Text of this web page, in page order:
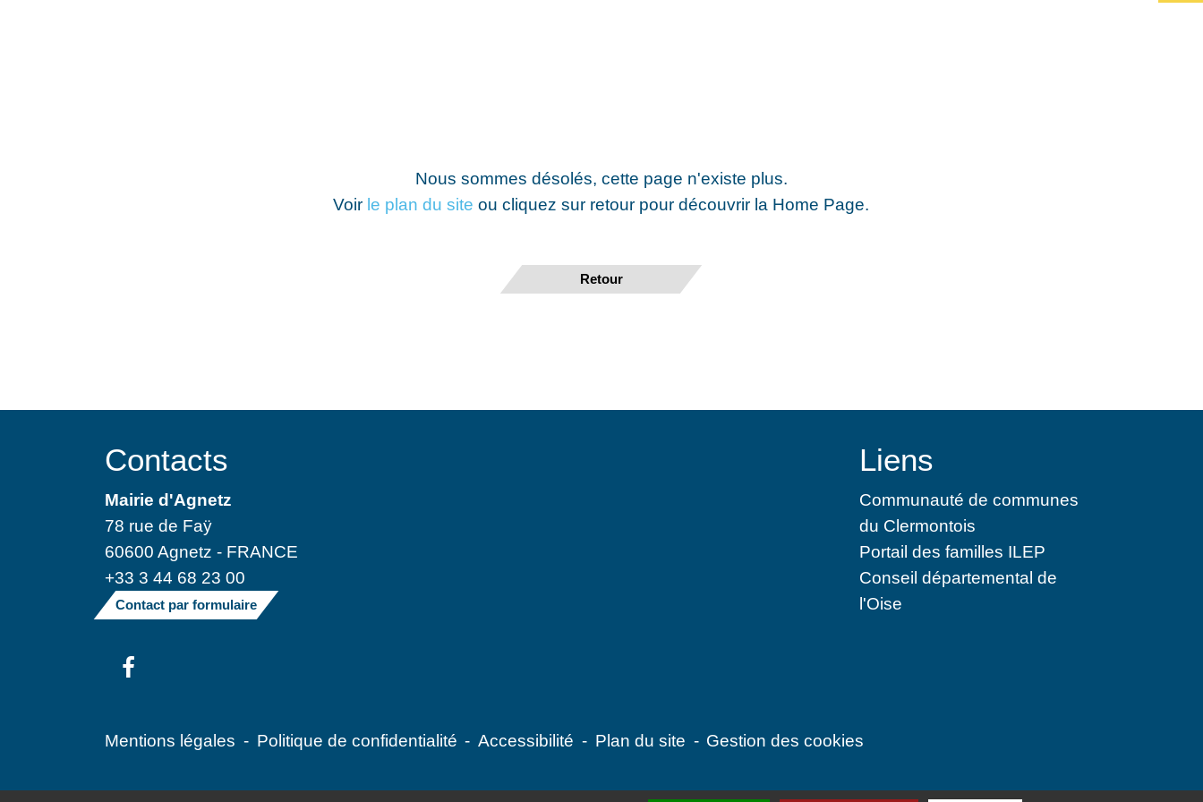
Nous sommes désolés, cette page n'existe plus.
Voir le plan du site ou cliquez sur retour pour découvrir la Home Page.
Retour
Contacts
Mairie d'Agnetz
78 rue de Faÿ
60600 Agnetz - FRANCE
+33 3 44 68 23 00
Contact par formulaire
Liens
Communauté de communes
du Clermontois
Portail des familles ILEP
Conseil départemental de
l'Oise
Mentions légales - Politique de confidentialité - Accessibilité - Plan du site - Gestion des cookies